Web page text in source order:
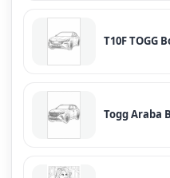
T10F TOGG
Togg Araba